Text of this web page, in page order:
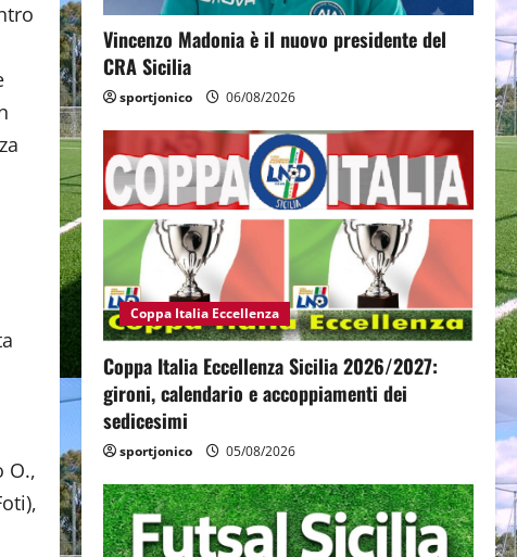
O.,
Vincenzo Madonia è il nuovo presidente del
CRA Sicilia
sportjonico 06/08/2026
Coppa Italia Eccellenza
Coppa Italia Eccellenza Sicilia 2026/2027:
gironi, calendario e accoppiamenti dei
sedicesimi
sportjonico 05/08/2026